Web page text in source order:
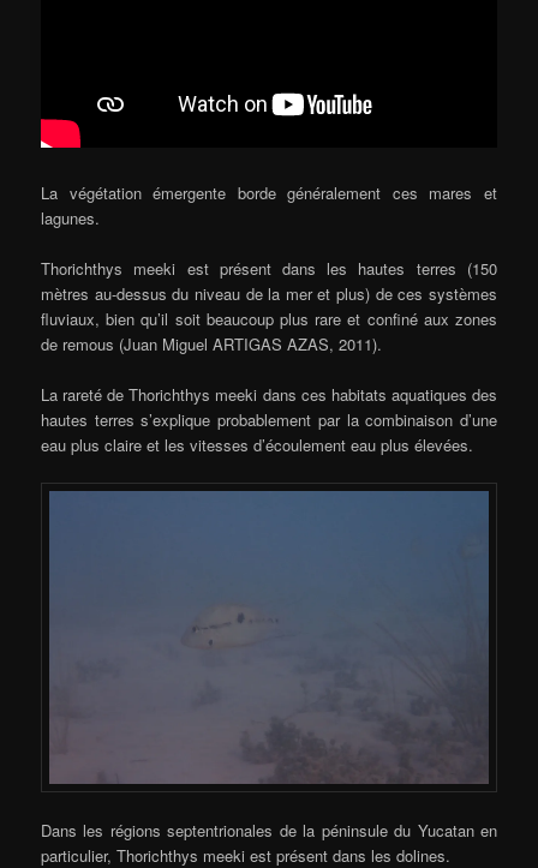
La végétation émergente borde généralement ces mares et
lagunes.
Thorichthys meeki est présent dans les hautes terres (150
mètres au-dessus du niveau de la mer et plus) de ces systèmes
fluviaux, bien qu’il soit beaucoup plus rare et confiné aux zones
de remous (Juan Miguel ARTIGAS AZAS, 2011).
La rareté de Thorichthys meeki dans ces habitats aquatiques des
hautes terres s’explique probablement par la combinaison d’une
eau plus claire et les vitesses d’écoulement eau plus élevées.
Dans les régions septentrionales de la péninsule du Yucatan en
particulier, Thorichthys meeki est présent dans les dolines.